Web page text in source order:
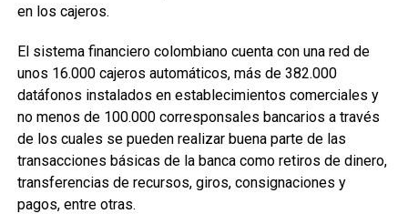
en los cajeros.
El sistema financiero colombiano cuenta con una red de
unos 16.000 cajeros automáticos, más de 382.000
datáfonos instalados en establecimientos comerciales y
no menos de 100.000 corresponsales bancarios a través
de los cuales se pueden realizar buena parte de las
transacciones básicas de la banca como retiros de dinero,
transferencias de recursos, giros, consignaciones y
pagos, entre otras.